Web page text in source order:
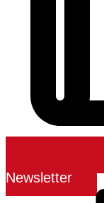
Newsletter